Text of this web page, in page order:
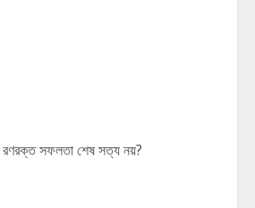
রণরক্ত সফলতা শেষ সত্য নয়?